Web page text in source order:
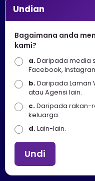
+603
8891
7100
Penafian : Kerajaan
Pelancongan Seni dan
bertanggungjawab
disebabkan oleh
yang diperolehi dari
Hakcipta © 2025
DAN BUDAYA. | Hak
Undian
Bagaimana anda
kami?
a.Daripada media
Facebook,
b.Daripada Laman
atau Agensi lain.
c.Daripada rakan-
keluarga.
d.Lain-lain.
Undi
Apa Khabar! Selamat
Pelancongan, Seni dan